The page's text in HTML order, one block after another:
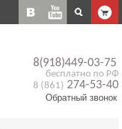
8(918)449-03-75
бесплатно по РФ
8 (861) 274-53-40
Обратный звонок